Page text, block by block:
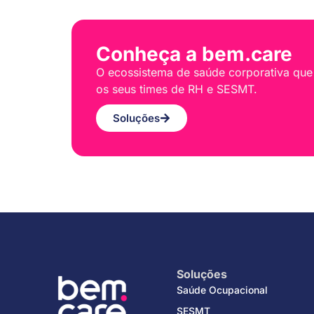
Conheça a bem.care
O ecossistema de saúde corporativa
os seus times de RH e SESMT.
Soluções
Soluções
Saúde Ocupacional
SESMT